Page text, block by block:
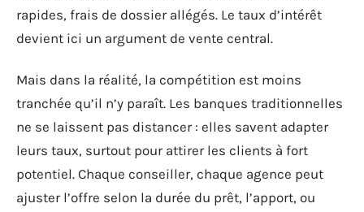
rapides, frais de dossier allégés. Le taux d’intérêt
devient ici un argument de vente central.
Mais dans la réalité, la compétition est moins
tranchée qu’il n’y paraît. Les banques traditionnelles
ne se laissent pas distancer : elles savent adapter
leurs taux, surtout pour attirer les clients à fort
potentiel. Chaque conseiller, chaque agence peut
ajuster l’offre selon la durée du prêt, l’apport, ou